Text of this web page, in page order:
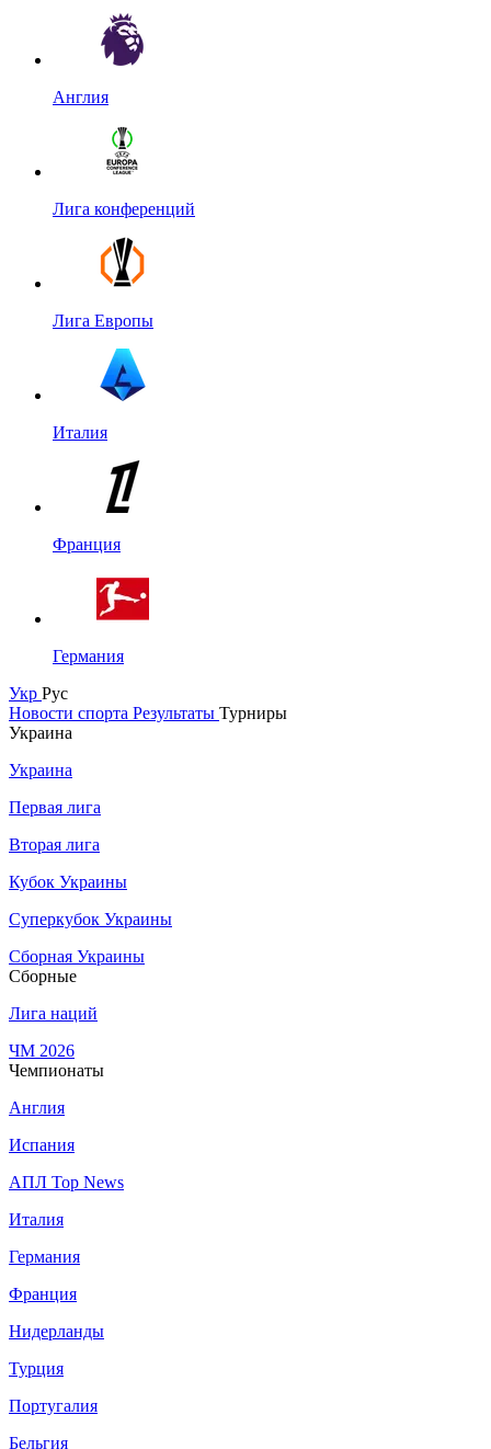
Англия
Лига конференций
Лига Европы
Италия
Франция
Германия
Укр Рус
Новости спорта Результаты Турниры
Украина
Украина
Первая лига
Вторая лига
Кубок Украины
Суперкубок Украины
Сборная Украины
Сборные
Лига наций
ЧМ 2026
Чемпионаты
Англия
Испания
АПЛ Top News
Италия
Германия
Франция
Нидерланды
Турция
Португалия
Бельгия